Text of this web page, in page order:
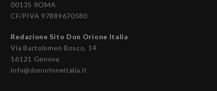
00135 ROMA
CF/PIVA 97889670580
Redazione Sito Don Orione Italia
Via Bartolomeo Bosco, 14
16121 Genova
info@donorioneitalia.it